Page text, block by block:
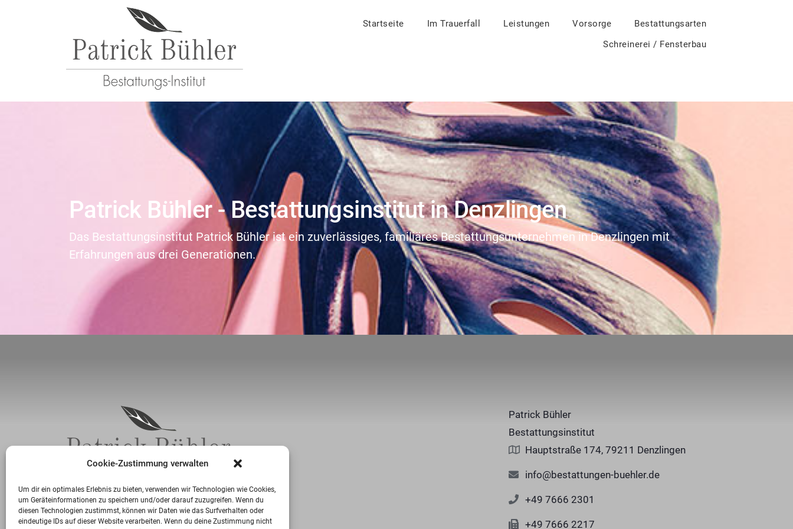
Cookie-Zustimmung verwalten
Um dir ein optimales Erlebnis zu bieten, verwenden wir Technologien wie Cookies,
um Geräteinformationen zu speichern und/oder darauf zuzugreifen. Wenn du
diesen Technologien zustimmst, können wir Daten wie das Surfverhalten oder
eindeutige IDs auf dieser Website verarbeiten. Wenn du deine Zustimmung nicht
Startseite Im Trauerfall Leistungen Vorsorge
Bestattungsarten
Schreinerei / Fensterbau
Patrick Bühler - Bestattungsinstitut in Denzlingen
Das Bestattungsinstitut Patrick Bühler ist ein zuverlässiges, familiäres Bestattungsunternehmen in Denzlingen mit
Erfahrungen aus drei Generationen.
Patrick Bühler
Bestattungsinstitut
Hauptstraße 174, 79211 Denzlingen
info@bestattungen-buehler.de
+49 7666 2301
+49 7666 2217